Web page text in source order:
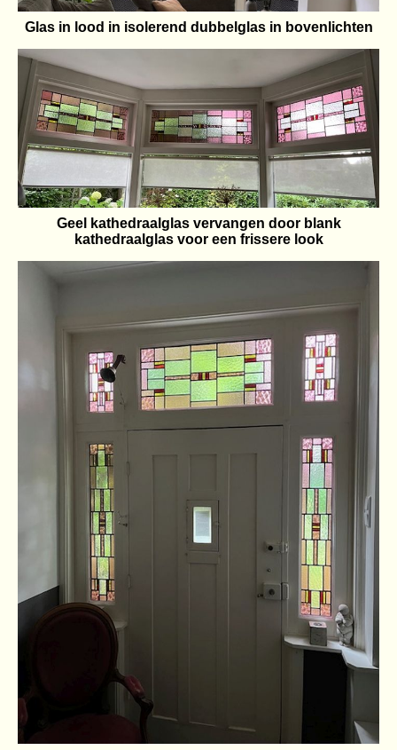
Glas in lood in isolerend dubbelglas in bovenlichten
Geel kathedraalglas vervangen door blank
kathedraalglas voor een frissere look